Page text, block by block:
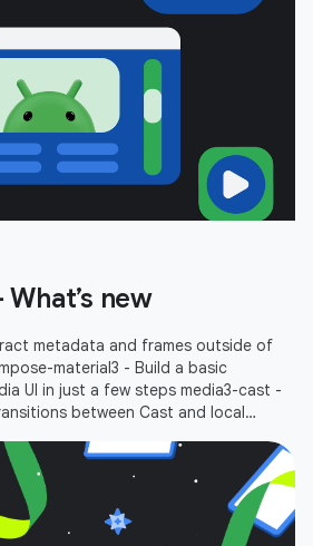
new
metadata and frames outside of
material3 - Build a basic
UI in just a few steps media3-cast -
between Cast and local